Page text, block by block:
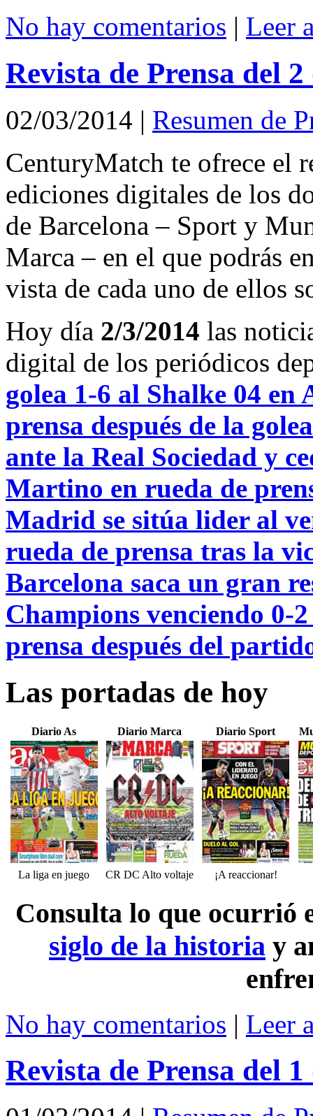
No hay comentarios | Leer
Revista de Prensa del
02/03/2014 | Resumen de
CenturyMatch te ofrece el
ediciones digitales de los
de Barcelona – Sport y
Marca – en el que podrás
vista de cada uno de ellos
Hoy día 2/3/2014 las
digital de los periódicos
golea 1-6 al Shalke 04 en
prensa después de la
ante la Real Sociedad y
Martino en rueda de
Madrid se sitúa lider al
rueda de prensa tras la
Barcelona saca un gran
Champions venciendo 0-
prensa después del
Las portadas de hoy
Diario As Diario Marca Diario Sport
La liga en juego CR DC Alto voltaje ¡A reaccionar!
Consulta lo que ocurrió
siglo de la historia y
No hay comentarios | Leer
Revista de Prensa del